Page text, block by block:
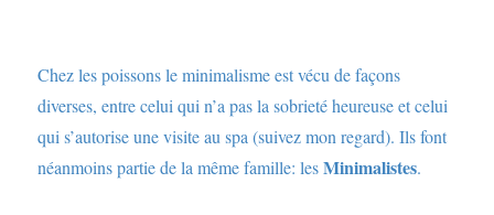
Chez les poissons le minimalisme est vécu de façons
diverses, entre celui qui n’a pas la sobrieté heureuse et celui
qui s’autorise une visite au spa (suivez mon regard). Ils font
néanmoins partie de la même famille: lesMinimalistes.